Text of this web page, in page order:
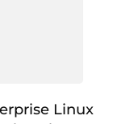
Linux